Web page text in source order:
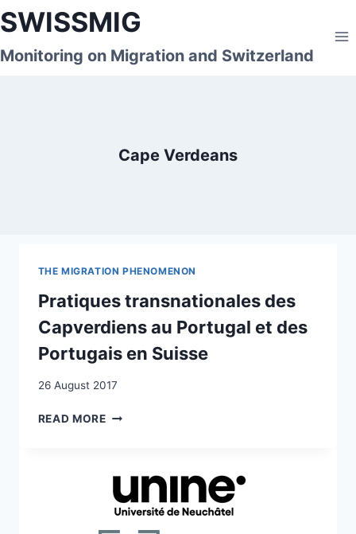
Skip
to
content
SWISSMIG
Monitoring on Migration and Switzerland
Cape Verdeans
THE MIGRATION PHENOMENON
Pratiques transnationales des
Capverdiens au Portugal et des
Portugais en Suisse
26 August 2017
READ MOREPRATIQUES
PORTUGAL
ET